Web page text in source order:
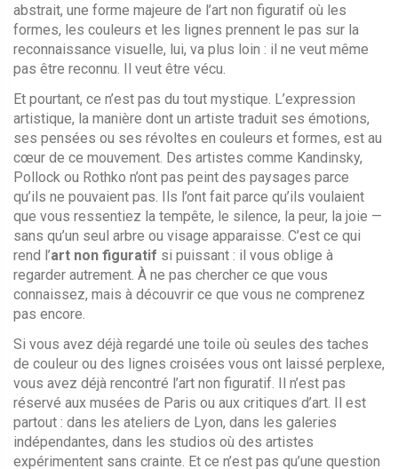
abstrait, une forme majeure de l’art non figuratif où les
formes, les couleurs et les lignes prennent le pas sur la
reconnaissance visuelle, lui, va plus loin : il ne veut même
pas être reconnu. Il veut être vécu.
Et pourtant, ce n’est pas du tout mystique. L’expression
artistique, la manière dont un artiste traduit ses émotions,
ses pensées ou ses révoltes en couleurs et formes, est au
cœur de ce mouvement. Des artistes comme Kandinsky,
Pollock ou Rothko n’ont pas peint des paysages parce
qu’ils ne pouvaient pas. Ils l’ont fait parce qu’ils voulaient
que vous ressentiez la tempête, le silence, la peur, la joie —
sans qu’un seul arbre ou visage apparaisse. C’est ce qui
rend l’art non figuratif si puissant : il vous oblige à
regarder autrement. À ne pas chercher ce que vous
connaissez, mais à découvrir ce que vous ne comprenez
pas encore.
Si vous avez déjà regardé une toile où seules des taches
de couleur ou des lignes croisées vous ont laissé perplexe,
vous avez déjà rencontré l’art non figuratif. Il n’est pas
réservé aux musées de Paris ou aux critiques d’art. Il est
partout : dans les ateliers de Lyon, dans les galeries
indépendantes, dans les studios où des artistes
expérimentent sans crainte. Et ce n’est pas qu’une question